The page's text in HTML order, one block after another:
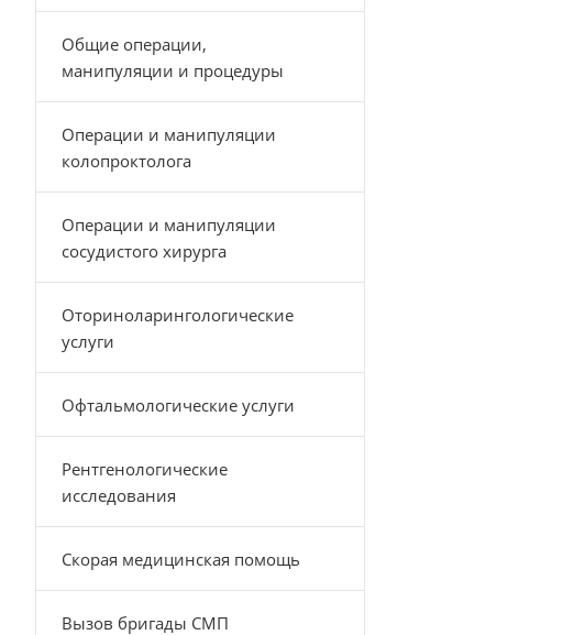
Общие операции,
манипуляции и процедуры
Операции и манипуляции
колопроктолога
Операции и манипуляции
сосудистого хирурга
Оториноларингологические
услуги
Офтальмологические услуги
Рентгенологические
исследования
Скорая медицинская помощь
Вызов бригады СМП